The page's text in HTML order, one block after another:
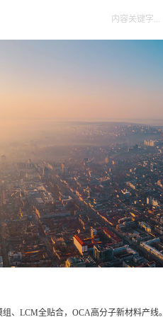
、LCM全贴合，OCA高分子新材料产线。